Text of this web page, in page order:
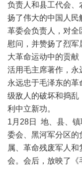
负责人和县工代会、
扬了伟大的中国人民
革委会负责人，对全
慰问，并赞扬了烈军
大革命运动中的贡
活用毛主席著作，永
永远忠于毛泽东的
级敌人的破坏和捣乱
利中立新功。
1月28日 地、县、
委会、黑河军分区的
属、革命残废军人
会。会后，放映了《